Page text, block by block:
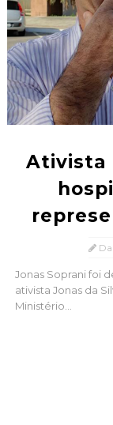
Ativista
Jonas Soprani foi
ativista Jonas da
Ministério...